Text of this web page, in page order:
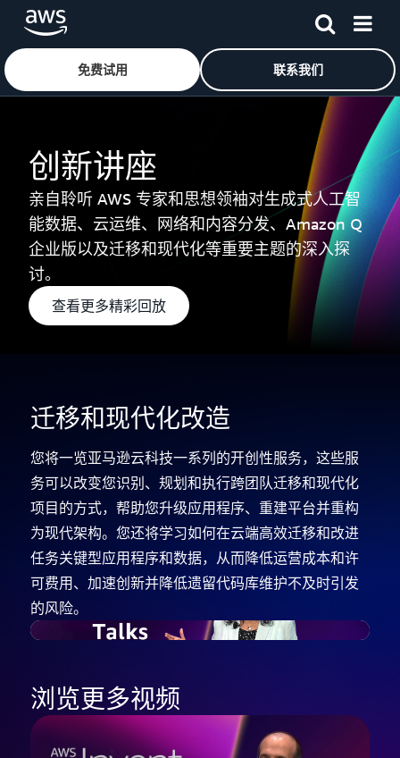
免费试用 联系我们
创新讲座
亲自聆听 AWS 专家和思想领袖对生成式人工智
能数据、云运维、网络和内容分发、Amazon Q
企业版以及迁移和现代化等重要主题的深入探
讨。
查看更多精彩回放
迁移和现代化改造
您将一览亚马逊云科技一系列的开创性服务，这些服
务可以改变您识别、规划和执行跨团队迁移和现代化
项目的方式，帮助您升级应用程序、重建平台并重构
为现代架构。您还将学习如何在云端高效迁移和改进
任务关键型应用程序和数据，从而降低运营成本和许
可费用、加速创新并降低遗留代码库维护不及时引发
的风险。
浏览更多视频